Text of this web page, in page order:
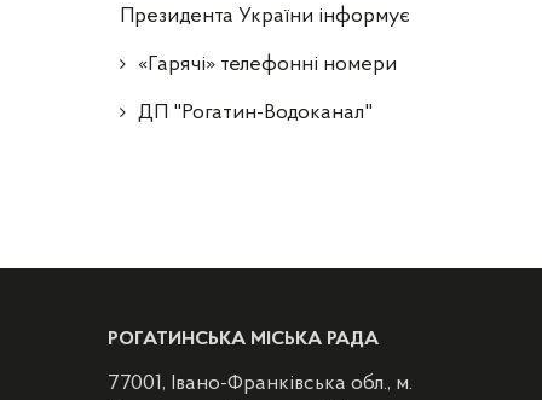
Президента України інформує
«Гарячі» телефонні номери
ДП "Рогатин-Водоканал"
РОГАТИНСЬКА МІСЬКА РАДА
77001, Івано-Франківська обл., м.